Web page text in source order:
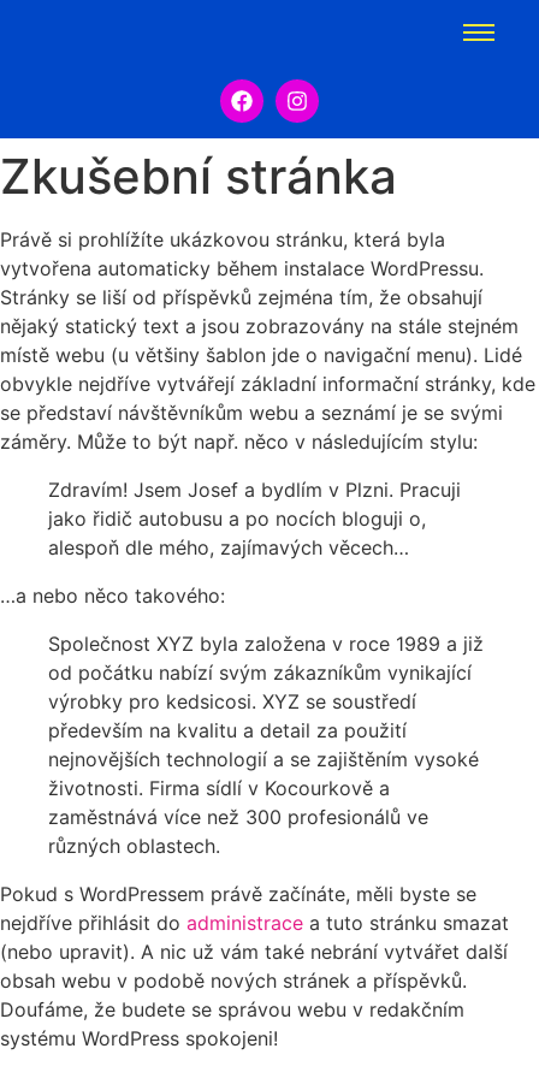
Zkušební stránka
Právě si prohlížíte ukázkovou stránku, která byla
vytvořena automaticky během instalace WordPressu.
Stránky se liší od příspěvků zejména tím, že obsahují
nějaký statický text a jsou zobrazovány na stále stejném
místě webu (u většiny šablon jde o navigační menu). Lidé
obvykle nejdříve vytvářejí základní informační stránky, kde
se představí návštěvníkům webu a seznámí je se svými
záměry. Může to být např. něco v následujícím stylu:
Zdravím! Jsem Josef a bydlím v Plzni. Pracuji
jako řidič autobusu a po nocích bloguji o,
alespoň dle mého, zajímavých věcech…
…a nebo něco takového:
Společnost XYZ byla založena v roce 1989 a již
od počátku nabízí svým zákazníkům vynikající
výrobky pro kedsicosi. XYZ se soustředí
především na kvalitu a detail za použití
nejnovějších technologií a se zajištěním vysoké
životnosti. Firma sídlí v Kocourkově a
zaměstnává více než 300 profesionálů ve
různých oblastech.
Pokud s WordPressem právě začínáte, měli byste se
nejdříve přihlásit do administrace a tuto stránku smazat
(nebo upravit). A nic už vám také nebrání vytvářet další
obsah webu v podobě nových stránek a příspěvků.
Doufáme, že budete se správou webu v redakčním
systému WordPress spokojeni!